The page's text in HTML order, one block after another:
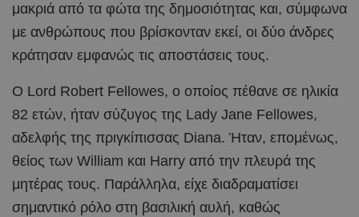
μακριά από τα φώτα της δημοσιότητας και, σύμφωνα
με ανθρώπους που βρίσκονταν εκεί, οι δύο άνδρες
κράτησαν εμφανώς τις αποστάσεις τους.
Ο Lord Robert Fellowes, ο οποίος πέθανε σε ηλικία
82 ετών, ήταν σύζυγος της Lady Jane Fellowes,
αδελφής της πριγκίπισσας Diana. Ήταν, επομένως,
θείος των William και Harry από την πλευρά της
μητέρας τους. Παράλληλα, είχε διαδραματίσει
σημαντικό ρόλο στη βασιλική αυλή, καθώς